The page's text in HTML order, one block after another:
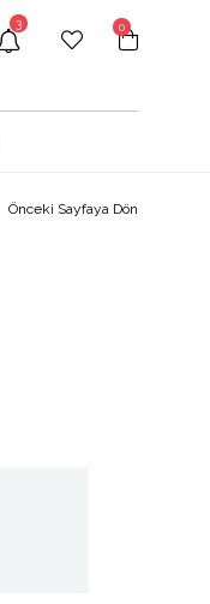
0
3
Önceki Sayfaya Dön